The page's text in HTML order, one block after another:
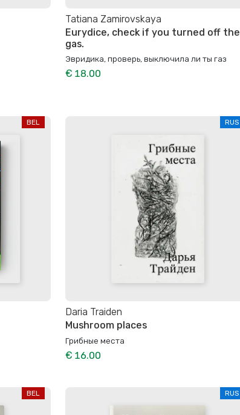
Tatiana Zamirovskaya
Eurydice, check if you turned off the
gas.
Эвридика, проверь, выключила ли ты газ
€ 18.00
BEL RUS
Daria Traiden
Mushroom places
Грибные места
€ 16.00
BEL RUS